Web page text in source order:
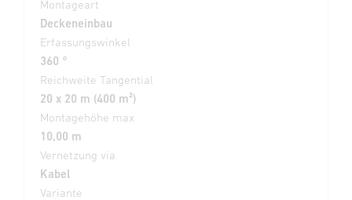
Montageart
Deckeneinbau
Erfassungswinkel
360 °
Reichweite Tangential
20 x 20 m (400 m²)
Montagehöhe max
10,00 m
Vernetzung via
Kabel
Variante